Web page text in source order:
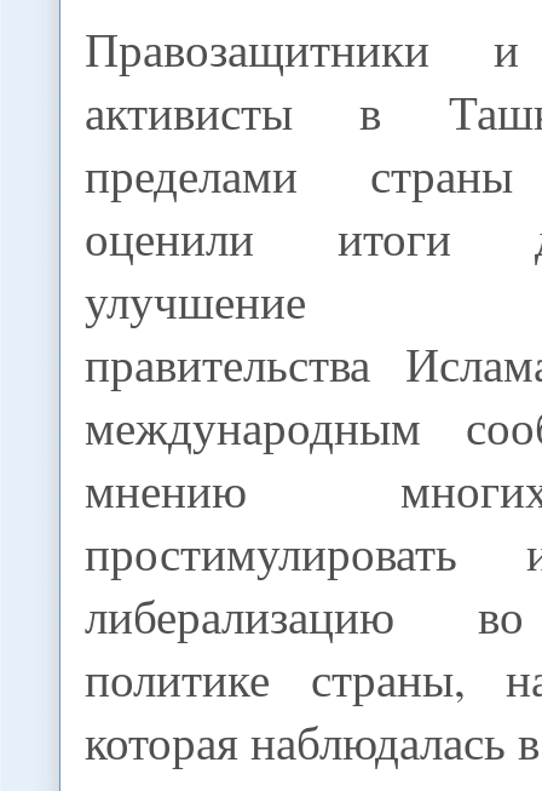
Правозащитники и
активисты в
пределами страны
оценили итоги
улучшение
правительства
международным
мнению
либерализацию
политике страны,
которая наблюдалась